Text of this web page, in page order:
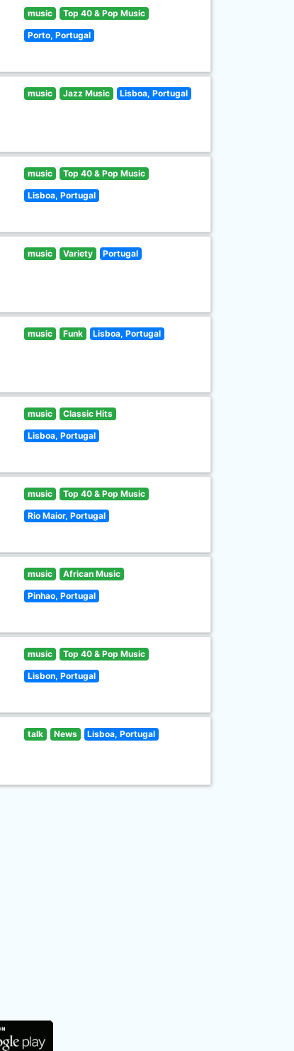
music Top 40 & Pop Music
Porto, Portugal
music Jazz Music Lisboa, Portugal
music Top 40 & Pop Music
Lisboa, Portugal
music Variety Portugal
music Funk Lisboa, Portugal
music Classic Hits
Lisboa, Portugal
music Top 40 & Pop Music
Rio Maior, Portugal
music African Music
Pinhao, Portugal
music Top 40 & Pop Music
Lisbon, Portugal
talk News Lisboa, Portugal